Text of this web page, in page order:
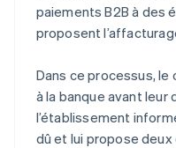
paiements B2B à des
proposent
Dans ce processus,
à la banque avant leur
l’établissement
dû et lui propose